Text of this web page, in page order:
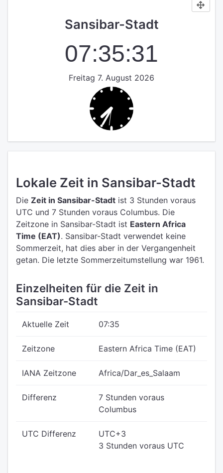
Sansibar-Stadt
07:35:31
Freitag 7. August 2026
Lokale Zeit in Sansibar-Stadt
Die Zeit in Sansibar-Stadt ist 3 Stunden voraus
UTC und 7 Stunden voraus Columbus. Die
Zeitzone in Sansibar-Stadt ist Eastern Africa
Time (EAT). Sansibar-Stadt verwendet keine
Sommerzeit, hat dies aber in der Vergangenheit
getan. Die letzte Sommerzeitumstellung war 1961.
Einzelheiten für die Zeit in
Sansibar-Stadt
Aktuelle Zeit 07:35
Zeitzone Eastern Africa Time (EAT)
IANA Zeitzone Africa/Dar_es_Salaam
Differenz
7 Stunden voraus
Columbus
UTC Differenz
UTC+3
3 Stunden voraus UTC